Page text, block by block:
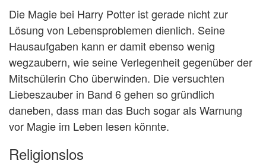
Die Magie bei Harry Potter ist gerade nicht zur
Lösung von Lebensproblemen dienlich. Seine
Hausaufgaben kann er damit ebenso wenig
wegzaubern, wie seine Verlegenheit gegenüber der
Mitschülerin Cho überwinden. Die versuchten
Liebeszauber in Band 6 gehen so gründlich
daneben, dass man das Buch sogar als Warnung
vor Magie im Leben lesen könnte.
Religionslos